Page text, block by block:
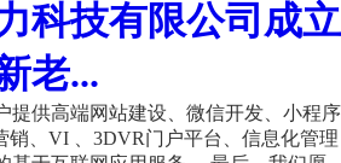
科技有限公司成立
老...
提供高端网站建设、微信开发、小程序
销、VI 、3DVR门户平台、信息化管理